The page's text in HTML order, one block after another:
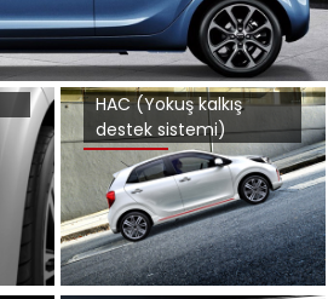
HAC (Yokuş kalkış
destek sistemi)